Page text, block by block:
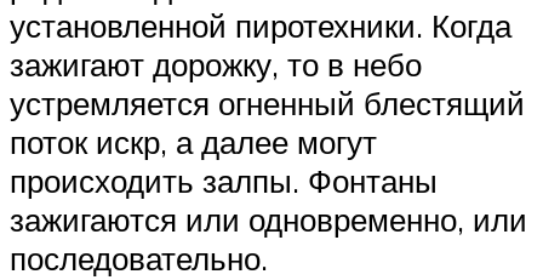
установленной пиротехники. Когда
зажигают дорожку, то в небо
устремляется огненный блестящий
поток искр, а далее могут
происходить залпы. Фонтаны
зажигаются или одновременно, или
последовательно.